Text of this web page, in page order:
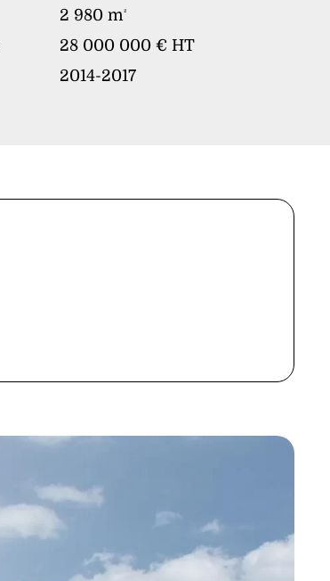
2 980 m²
28 000 000 € HT
2014-2017